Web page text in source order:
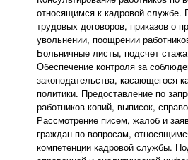
относящимся к кадровой службе.
трудовых договоров, приказов о
увольнении, поощрении
Больничные листы, подсчет
Обеспечение контроля за
законодательства, касающегося
политики. Предоставление по
работников копий, выписок,
Рассмотрение писем, жалоб и
граждан по вопросам,
компетенции кадровой службы.